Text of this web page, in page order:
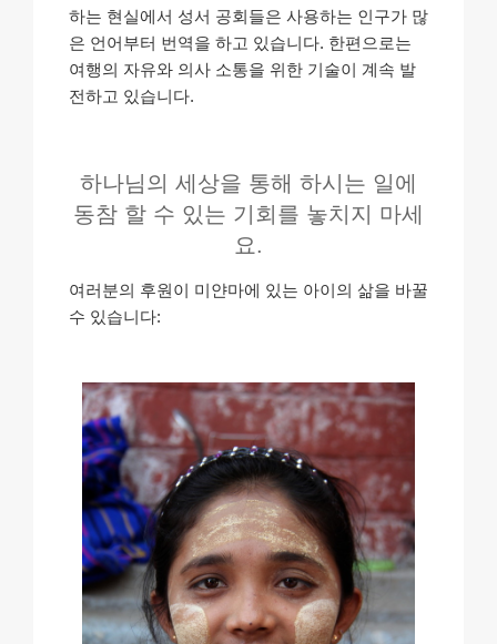
하는 현실에서 성서 공회들은 사용하는 인구가 많
은 언어부터 번역을 하고 있습니다. 한편으로는
여행의 자유와 의사 소통을 위한 기술이 계속 발
전하고 있습니다.
하나님의 세상을 통해 하시는 일에
동참 할 수 있는 기회를 놓치지 마세
요.
여러분의 후원이 미얀마에 있는 아이의 삶을 바꿀
수 있습니다: